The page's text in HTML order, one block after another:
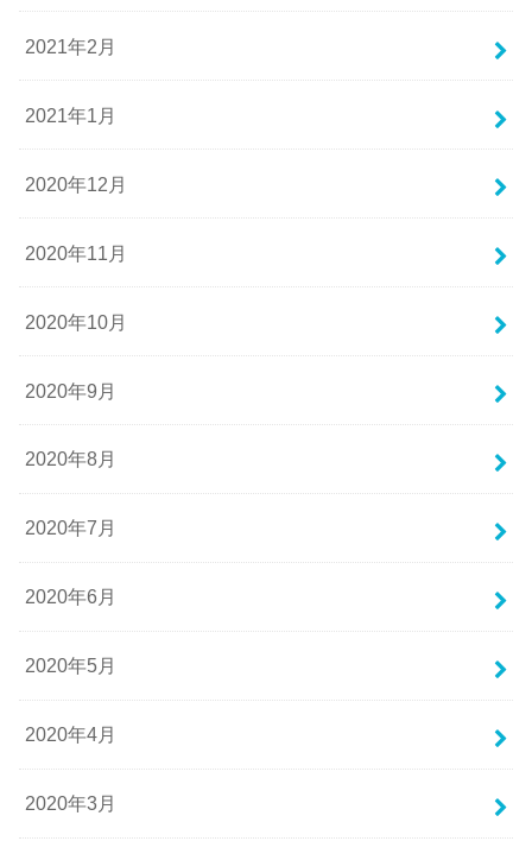
2021年2月
2021年1月
2020年12月
2020年11月
2020年10月
2020年9月
2020年8月
2020年7月
2020年6月
2020年5月
2020年4月
2020年3月